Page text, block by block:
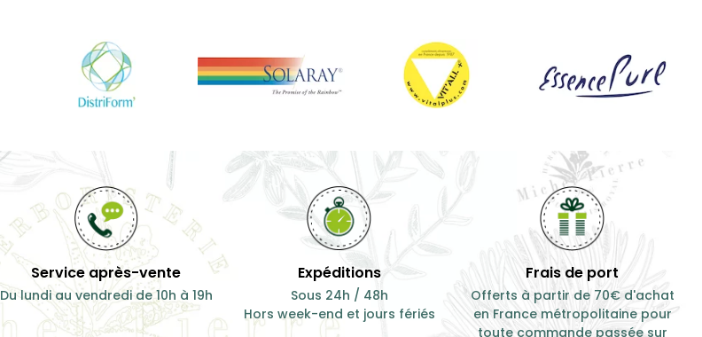
Service après-vente
Du lundi au vendredi de 10h à 19h
Expéditions
Sous 24h / 48h
Hors week-end et jours fériés
Frais de port
Offerts à partir de 70€ d'achat
en France métropolitaine pour
toute commande passée sur